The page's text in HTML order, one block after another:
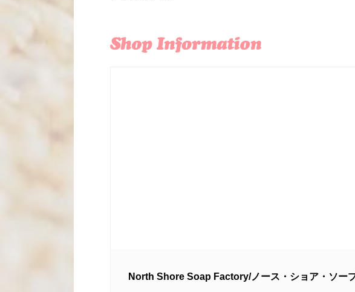
North Shore Soap Factory/ノース・ショア・ソー